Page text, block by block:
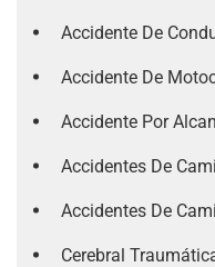
Accidente De
Accidente De
Accidente Por
Accidentes De
Accidentes De
Cerebral